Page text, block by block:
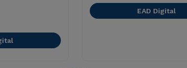
EAD Digital